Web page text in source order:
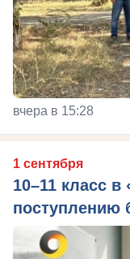
вчера в 15:28
1 сентября
10–11 класс в
поступлению